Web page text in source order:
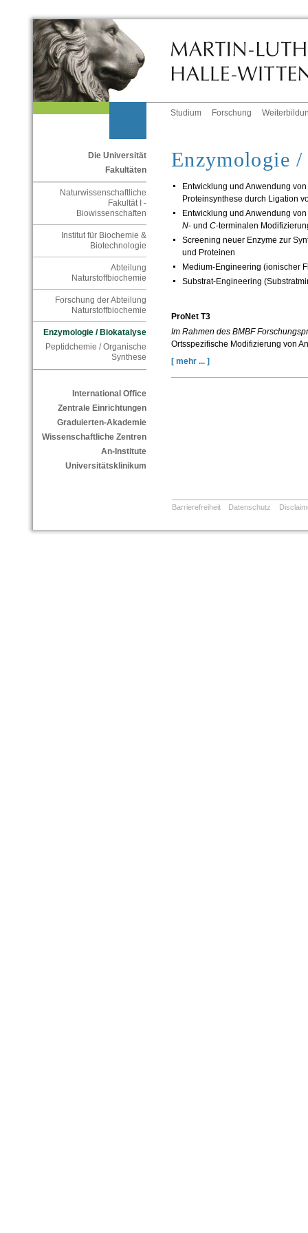
Studium Forschung
Die Universität
Fakultäten
Naturwissenschaftliche
Fakultät I -
Biowissenschaften
Institut für Biochemie &
Biotechnologie
Abteilung
Naturstoffbiochemie
Forschung der Abteilung
Naturstoffbiochemie
Enzymologie / Biokatalyse
Peptidchemie / Organische
Synthese
International Office
Zentrale Einrichtungen
Graduierten-Akademie
Wissenschaftliche Zentren
An-Institute
Universitätsklinikum
Enzymologie
Entwicklung und Anwendung
Proteinsynthese durch Ligation
Entwicklung und Anwendung
N- und C-terminalen
Screening neuer Enzyme zur
und Proteinen
Medium-Engineering (ionischer
Substrat-Engineering
ProNet T3
Im Rahmen des BMBF
Ortsspezifische Modifizierung von
[ mehr ... ]
Barrierefreiheit Datenschutz